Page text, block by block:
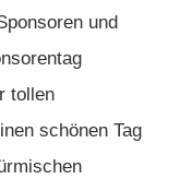
und
tollen
schönen Tag